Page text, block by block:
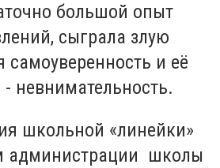
большой опыт
сыграла злую
и её
невнимательность.
школьной «линейки»
администрации школы